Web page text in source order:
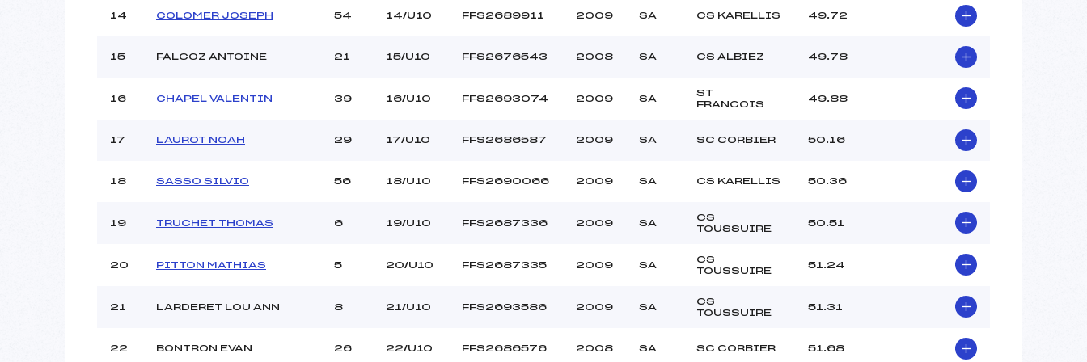
14 COLOMER JOSEPH 54 14/U10 FFS2689911 2009 SA CS KARELLIS 49.72
15 FALCOZ ANTOINE 21 15/U10 FFS2676543 2008 SA CS ALBIEZ 49.78
16 CHAPEL VALENTIN 39 16/U10 FFS2693074 2009 SA
ST
FRANCOIS
49.88
17 LAUROT NOAH 29 17/U10 FFS2686587 2009 SA SC CORBIER 50.16
18 SASSO SILVIO 56 18/U10 FFS2690066 2009 SA CS KARELLIS 50.36
19 TRUCHET THOMAS 6 19/U10 FFS2687336 2009 SA
CS
TOUSSUIRE
50.51
20 PITTON MATHIAS 5 20/U10 FFS2687335 2009 SA
CS
TOUSSUIRE
51.24
21 LARDERET LOU ANN 8 21/U10 FFS2693586 2009 SA
CS
TOUSSUIRE
51.31
22 BONTRON EVAN 26 22/U10 FFS2686576 2008 SA SC CORBIER 51.68